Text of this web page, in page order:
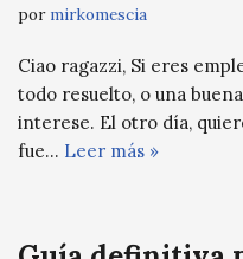
por mirkomescia
Ciao ragazzi, Si eres
todo resuelto, o una
interese. El otro día,
fue… Leer más »